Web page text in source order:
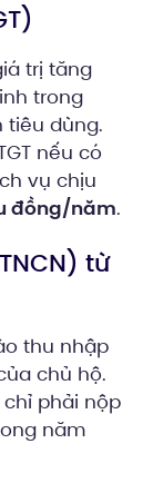
trị tăng
trong
tiêu dùng.
nếu có
vụ chịu
đồng/năm.
từ
thu nhập
chủ hộ.
chỉ phải nộp
năm